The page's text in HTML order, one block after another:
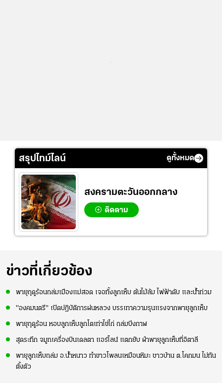
สรุปไทม์ไลน์ ดูทั้งหมด
สงครามตะวันออกกลาง
ติดตาม
ข่าวที่เกี่ยวข้อง
พายุฤดูร้อนถล่มเมืองแม่สอด เจอทั้งลูกเห็บ ต้นไม้ล้ม ไฟฟ้าดับ และน้ำท่วม
"องคมนตรี" เปิดปฏิบัติการฝนหลวง บรรเทาความรุนแรงจากพายุลูกเห็บ
พายุฤดูร้อน หอบลูกเห็บลูกโตเท่าไข่ไก่ ถล่มบึงกาฬ
สุดระทึก จมูกเครื่องบินเดลตา แอร์ไลน์ แตกยับ ฝ่าพายุลูกเห็บที่อิตาลี
พายุลูกเห็บถล่ม อ.น้ำหนาว ทำขาวโพลนเหมือนหิมะ ชาวบ้าน ต.โคกมน ไม่ทัน
ตั้งตัว